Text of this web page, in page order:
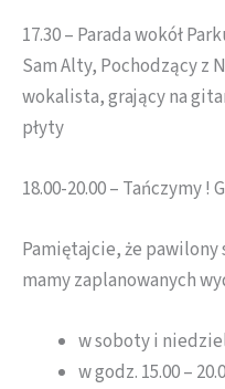
17.30 – Parada wokół
Sam Alty, Pochodzący z
wokalista, grający na
płyty
18.00-20.00 – Tańczymy !
Pamiętajcie, że
mamy zaplanowanych
w soboty i
w godz. 15.00 –